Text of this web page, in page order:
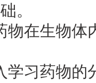
。
在生物体
习药物的